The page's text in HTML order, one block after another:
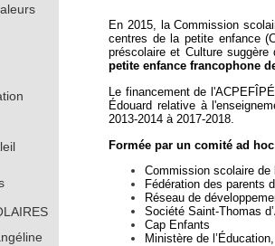
En 2015, la Commission
centres de la petite enfance
préscolaire et Culture
petite enfance francophone
Le financement de
Édouard relative à
2013-2014 à 2017-2018.
Formée par un comité ad hoc
Commission scolaire de
Fédération des parents
Réseau de
Société Saint-Thomas
Cap Enfants
Ministère de